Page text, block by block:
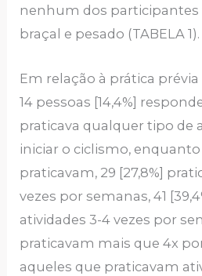
nenhum dos
braçal e pesado (TABELA 1).
Em relação à prática
14 pessoas [14,4%]
praticava qualquer tipo de
iniciar o ciclismo, enquanto
praticavam, 29 [27,8%]
vezes por semanas, 41
atividades 3-4 vezes por
praticavam mais que 4x
aqueles que praticavam